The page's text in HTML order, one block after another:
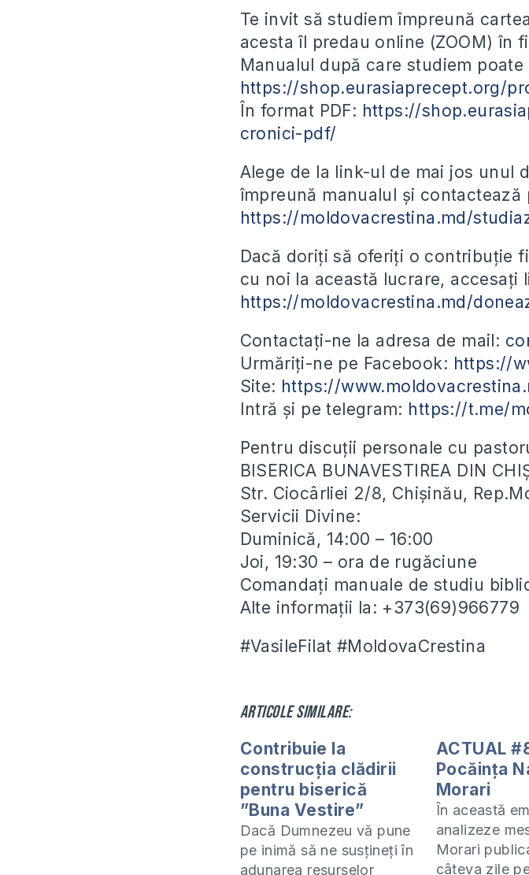
Te invit să studiem împreună
acesta îl predau online (ZOOM) în
Manualul după care studiem
https://shop.eurasiaprecept.org/
În format PDF: https://
cronici-pdf/
Alege de la link-ul de mai jos unul
împreună manualul și
https://moldovacrestina.md/
Dacă doriți să oferiți o contribuție
cu noi la această lucrare, accesați
https://moldovacrestina.md/
Contactați-ne la adresa de mail:
Urmăriți-ne pe Facebook: https://
Site: https://
Intră și pe telegram: https://t.me/
Pentru discuții personale cu
BISERICA BUNAVESTIREA DIN
Str. Ciocârliei 2/8, Chișinău,
Servicii Divine:
Duminică, 14:00 – 16:00
Joi, 19:30 – ora de rugăciune
Comandați manuale de studiu
Alte informații la: +373(69)966779
#VasileFilat #MoldovaCrestina
Articole similare:
Contribuie la
construcția clădirii
pentru biserică
”Buna Vestire”
Dacă Dumnezeu vă pune
pe inimă să ne susțineți în
adunarea resurselor
ACTUAL
Pocăința
Morari
În această
analizeze
Morari
câteva zile